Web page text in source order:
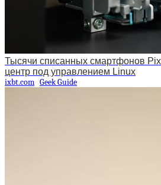
Тысячи списанных смартфонов
центр под управлением Linux
ixbt.com Geek Guide